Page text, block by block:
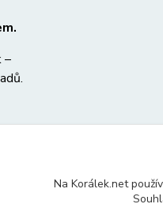
–
Na Korálek.net